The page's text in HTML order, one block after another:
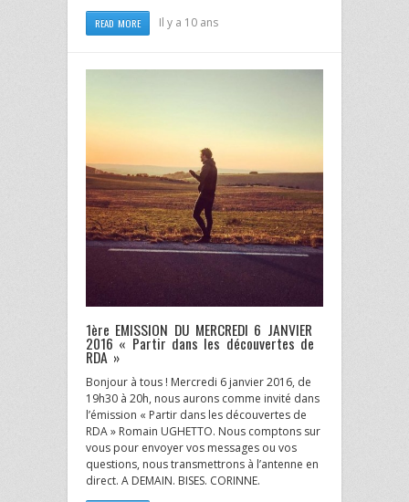
READ MORE Il y a 10 ans
1ère EMISSION DU MERCREDI 6 JANVIER
2016 « Partir dans les découvertes de
RDA »
Bonjour à tous ! Mercredi 6 janvier 2016, de
19h30 à 20h, nous aurons comme invité dans
l’émission « Partir dans les découvertes de
RDA » Romain UGHETTO. Nous comptons sur
vous pour envoyer vos messages ou vos
questions, nous transmettrons à l’antenne en
direct. A DEMAIN. BISES. CORINNE.